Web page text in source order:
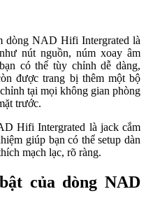
dòng NAD Hifi Intergrated là
nút nguồn, núm xoay âm
có thể tùy chỉnh dễ dàng,
được trang bị thêm một bộ
tại mọi không gian phòng
trước.
Hifi Intergrated là jack cắm
giúp bạn có thể setup dàn
mạch lạc, rõ ràng.
của dòng NAD